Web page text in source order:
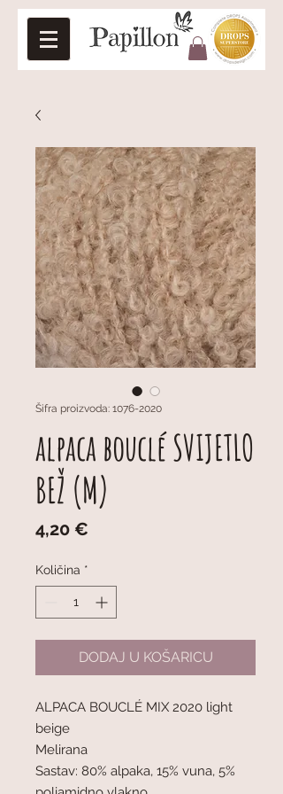
Šifra proizvoda: 1076-2020
alpaca bouclé SVIJETLO
BEŽ (M)
4,20 €
Količina *
DODAJ U KOŠARICU
ALPACA BOUCLÉ MIX 2020 light
beige
Melirana
Sastav: 80% alpaka, 15% vuna, 5%